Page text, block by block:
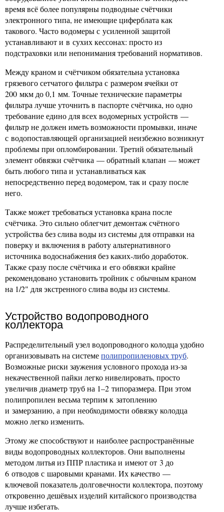
время всё более популярны подводные счётчики
электронного типа, не имеющие циферблата как
такового. Часто водомеры с усиленной защитой
устанавливают и в сухих кессонах: просто из
подстраховки или непонимания требований нормативов.
Между краном и счётчиком обязательна установка
грязевого сетчатого фильтра с размером ячейки от
200 мкм до 0,1 мм. Точные технические параметры
фильтра лучше уточнить в паспорте счётчика, но одно
требование едино для всех водомерных устройств —
фильтр не должен иметь возможности промывки, иначе
с водопоставляющей организацией неизбежно возникнут
проблемы при опломбировании. Третий обязательный
элемент обвязки счётчика — обратный клапан — может
быть любого типа и устанавливаться как
непосредственно перед водомером, так и сразу после
него.
Также может требоваться установка крана после
счётчика. Это сильно облегчит демонтаж счётного
устройства без слива воды из системы для отправки на
поверку и включения в работу альтернативного
источника водоснабжения без каких-либо доработок.
Также сразу после счётчика и его обвязки крайне
рекомендовано установить тройник с обычным краном
на 1/2" для экстренного слива воды из системы.
Устройство водопроводного
коллектора
Распределительный узел водопроводного колодца удобно
организовывать на системеполипропиленовых труб.
Возможные риски заужения условного прохода из-за
некачественной пайки легко нивелировать, просто
увеличив диаметр труб на 1–2 типоразмера. При этом
полипропилен весьма терпим к затоплению
и замерзанию, а при необходимости обвязку колодца
можно легко изменить.
Этому же способствуют и наиболее распространённые
виды водопроводных коллекторов. Они выполнены
методом литья из ППР пластика и имеют от 3 до
6 отводов с шаровыми кранами. Их качество —
ключевой показатель долговечности коллектора, поэтому
откровенно дешёвых изделий китайского производства
лучше избегать.